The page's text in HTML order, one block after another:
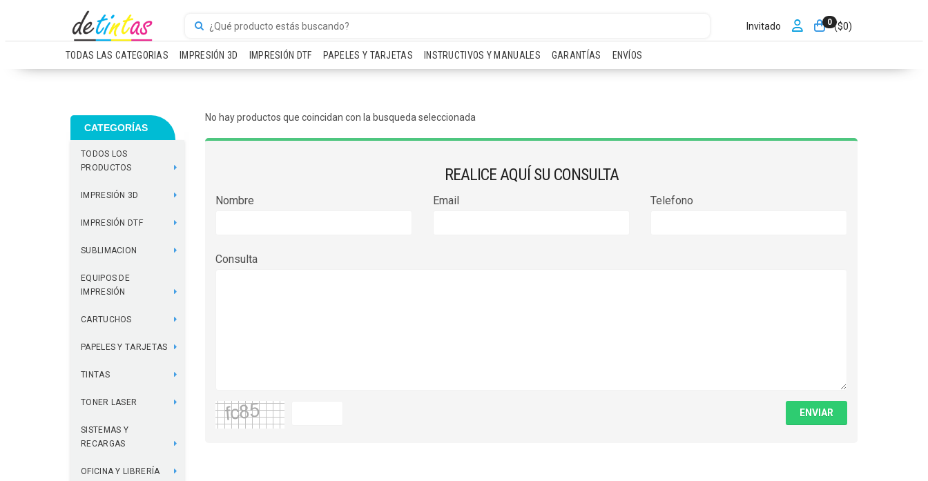
Invitado 0 ($0)
TODAS LAS CATEGORIAS IMPRESIÓN 3D IMPRESIÓN DTF PAPELES Y TARJETAS INSTRUCTIVOS Y MANUALES GARANTÍAS ENVÍOS
CATEGORÍAS
TODOS LOS
PRODUCTOS
IMPRESIÓN 3D
IMPRESIÓN DTF
SUBLIMACION
EQUIPOS DE
IMPRESIÓN
CARTUCHOS
PAPELES Y TARJETAS
TINTAS
TONER LASER
SISTEMAS Y
RECARGAS
OFICINA Y LIBRERÍA
No hay productos que coincidan con la busqueda seleccionada
REALICE AQUÍ SU CONSULTA
Nombre Email Telefono
Consulta
ENVIAR